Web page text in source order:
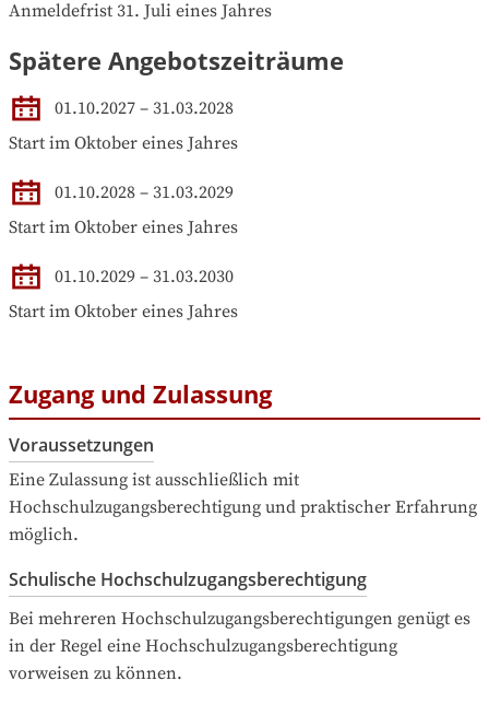
Anmeldefrist 31. Juli eines Jahres
Spätere Angebotszeiträume
01.10.2027 – 31.03.2028
Start im Oktober eines Jahres
01.10.2028 – 31.03.2029
Start im Oktober eines Jahres
01.10.2029 – 31.03.2030
Start im Oktober eines Jahres
Zugang und Zulassung
Voraussetzungen
Eine Zulassung ist ausschließlich mit
Hochschulzugangsberechtigung und praktischer Erfahrung
möglich.
Schulische Hochschulzugangsberechtigung
Bei mehreren Hochschulzugangsberechtigungen genügt es
in der Regel eine Hochschulzugangsberechtigung
vorweisen zu können.